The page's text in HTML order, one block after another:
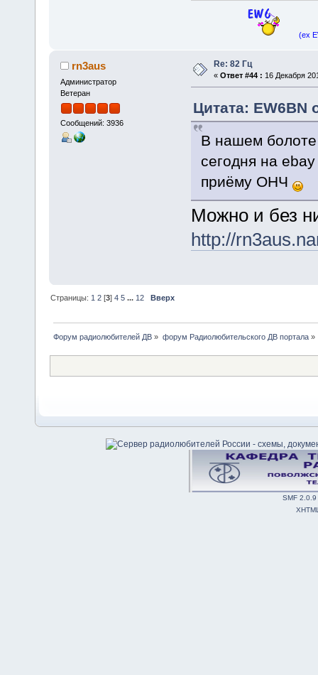
(ex
rn3aus
Администратор
Ветеран
Сообщений: 3936
Re: 82 Гц
« Ответ #44 : 16 Декабря
Цитата: EW6BN
В нашем болоте
сегодня на ebay
приёму ОНЧ
Можно и без
http://
Страницы: 1 2 [3]4 5 ... 12 Вверх
Форум радиолюбителей ДВ » форум Радиолюбительского ДВ портала»
SMF 2.0.9